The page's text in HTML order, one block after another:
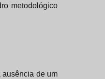
metodológico
ausência de um